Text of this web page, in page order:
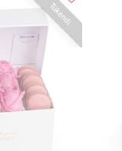
Tükendi